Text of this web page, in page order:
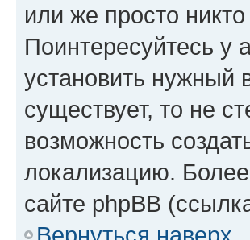
или же просто
Поинтересуйтесь у
установить нужный
существует, то не
возможность
локализацию.
сайте phpBB
Вернуться наверх